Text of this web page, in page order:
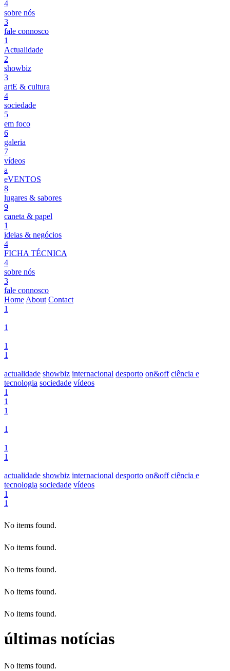
4
sobre nós
3
fale connosco
1
Actualidade
2
showbiz
3
artE & cultura
4
sociedade
5
em foco
6
galeria
7
vídeos
a
eVENTOS
8
lugares & sabores
9
caneta & papel
1
ideias & negócios
4
FICHA TÉCNICA
4
sobre nós
3
fale connosco
Home About Contact
1
1
1
1
actualidade showbiz internacional desporto on&off ciência e
tecnologia sociedade vídeos
1
1
1
1
1
1
actualidade showbiz internacional desporto on&off ciência e
tecnologia sociedade vídeos
1
1
No items found.
No items found.
No items found.
No items found.
No items found.
últimas notícias
No items found.